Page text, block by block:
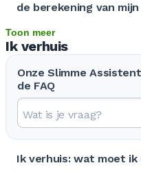
de berekening van
Toon meer
Ik verhuis
Onze Slimme
de FAQ
Ik verhuis: wat moet ik